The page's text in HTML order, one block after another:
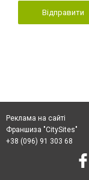
Відправити
Реклама на сайті
Франшиза "CitySites"
+38 (096) 91 303 68